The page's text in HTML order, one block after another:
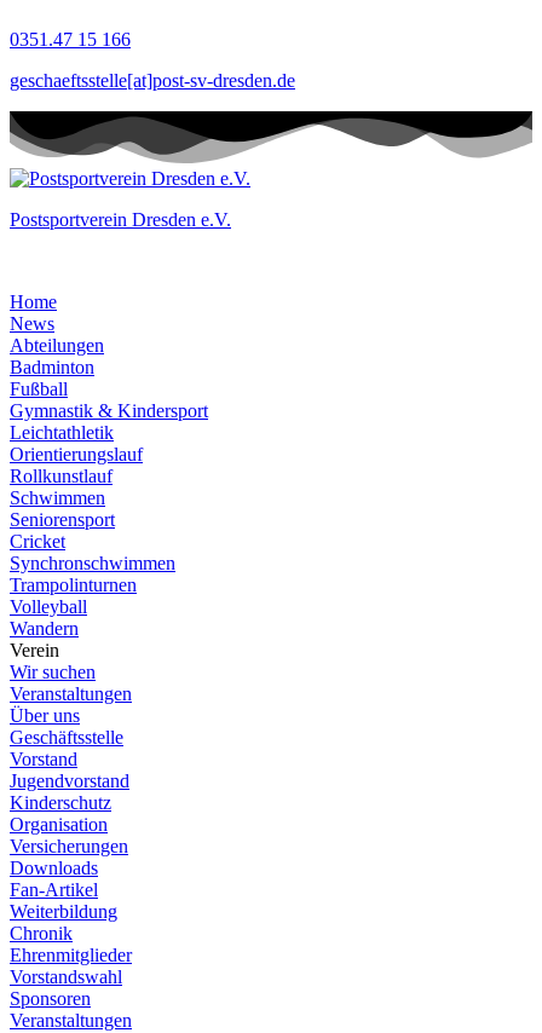
Inhalt
0351.47 15 166
geschaeftsstelle[at]post-sv-dresden.de
Postsportverein Dresden e.V.
Home
News
Abteilungen
Badminton
Fußball
Gymnastik & Kindersport
Leichtathletik
Orientierungslauf
Rollkunstlauf
Schwimmen
Seniorensport
Cricket
Synchronschwimmen
Trampolinturnen
Volleyball
Wandern
Verein
Wir suchen
Veranstaltungen
Über uns
Geschäftsstelle
Vorstand
Jugendvorstand
Kinderschutz
Organisation
Versicherungen
Downloads
Fan-Artikel
Weiterbildung
Chronik
Ehrenmitglieder
Vorstandswahl
Sponsoren
Veranstaltungen